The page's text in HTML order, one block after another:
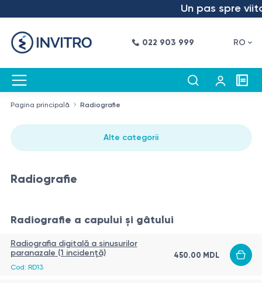
Un pas spre viitor
022 903 999 RO
Pagina principală Radiografie
Alte categorii
Radiografie
Radiografie a capului și gâtului
Radiografia digitală a sinusurilor
paranazale (1 incidență)
Cod: RD13
450.00 MDL